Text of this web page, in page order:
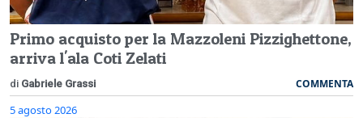
Primo acquisto per la Mazzoleni Pizzighettone,
arriva l'ala Coti Zelati
di Gabriele Grassi COMMENTA
5 agosto 2026